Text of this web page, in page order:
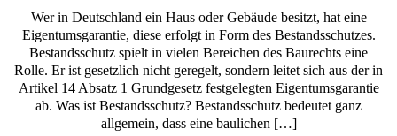
Wer in Deutschland ein Haus oder Gebäude besitzt, hat eine
Eigentumsgarantie, diese erfolgt in Form des Bestandsschutzes.
Bestandsschutz spielt in vielen Bereichen des Baurechts eine
Rolle. Er ist gesetzlich nicht geregelt, sondern leitet sich aus der in
Artikel 14 Absatz 1 Grundgesetz festgelegten Eigentumsgarantie
ab. Was ist Bestandsschutz? Bestandsschutz bedeutet ganz
allgemein, dass eine baulichen […]